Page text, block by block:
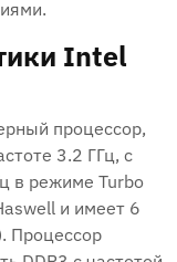
Intel
процессор,
3.2 ГГц, с
в режиме Turbo
и имеет 6
Процессор